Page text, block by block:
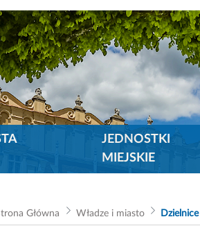
JEDNOSTKI
MIEJSKIE
Główna Władze i miasto Dzielnice